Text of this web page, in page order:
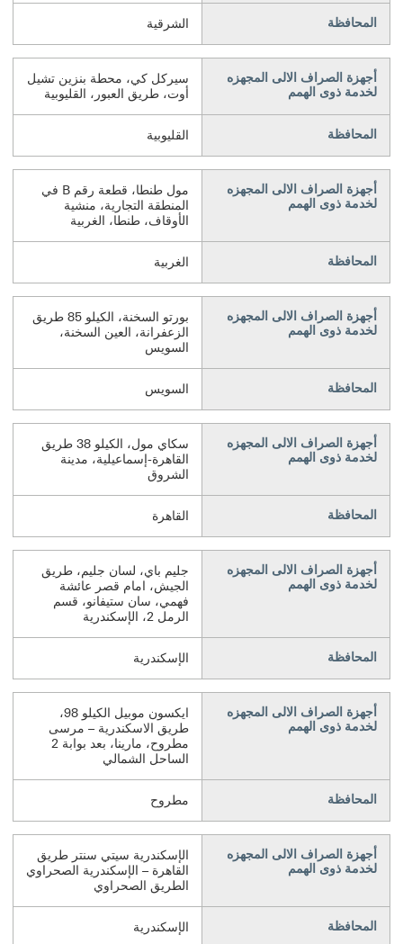
المحافظة الشرقية
أجهزة الصراف الالى المجهزه
لخدمة ذوى الهمم
سيركل كي، محطة بنزين تشيل
أوت، طريق العبور، القليوبية
المحافظة القليوبية
أجهزة الصراف الالى المجهزه
لخدمة ذوى الهمم
مول طنطا، قطعة رقم B في
المنطقة التجارية، منشية
الأوقاف، طنطا، الغربية
المحافظة الغربية
أجهزة الصراف الالى المجهزه
لخدمة ذوى الهمم
بورتو السخنة، الكيلو 85 طريق
الزعفرانة، العين السخنة،
السويس
المحافظة السويس
أجهزة الصراف الالى المجهزه
لخدمة ذوى الهمم
سكاي مول، الكيلو 38 طريق
القاهرة-إسماعيلية، مدينة
الشروق
المحافظة القاهرة
أجهزة الصراف الالى المجهزه
لخدمة ذوى الهمم
جليم باي، لسان جليم، طريق
الجيش، امام قصر عائشة
فهمي، سان ستيفانو، قسم
الرمل 2، الإسكندرية
المحافظة الإسكندرية
أجهزة الصراف الالى المجهزه
لخدمة ذوى الهمم
ايكسون موبيل الكيلو 98،
طريق الاسكندرية – مرسى
مطروح، مارينا، بعد بوابة 2
الساحل الشمالي
المحافظة مطروح
أجهزة الصراف الالى المجهزه
لخدمة ذوى الهمم
الإسكندرية سيتي سنتر طريق
القاهرة – الإسكندرية الصحراوي
الطريق الصحراوي
المحافظة الإسكندرية